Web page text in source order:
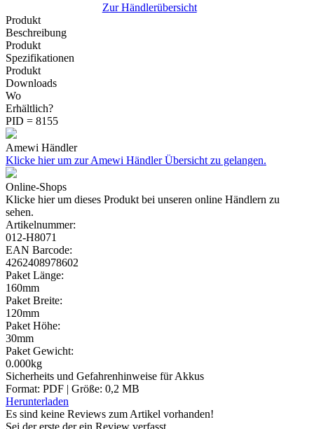
Zur Händlerübersicht
Produkt
Beschreibung
Produkt
Spezifikationen
Produkt
Downloads
Wo
Erhältlich?
PID = 8155
Amewi Händler
Klicke hier um zur Amewi Händler Übersicht zu gelangen.
Online-Shops
Klicke hier um dieses Produkt bei unseren online Händlern zu
sehen.
Artikelnummer:
012-H8071
EAN Barcode:
4262408978602
Paket Länge:
160mm
Paket Breite:
120mm
Paket Höhe:
30mm
Paket Gewicht:
0.000kg
Sicherheits und Gefahrenhinweise für Akkus
Format: PDF | Größe: 0,2 MB
Herunterladen
Es sind keine Reviews zum Artikel vorhanden!
Sei der erste der ein Review verfasst.